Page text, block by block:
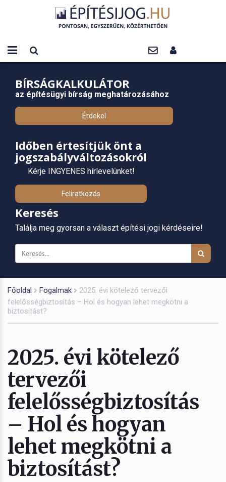
BÍRSÁGKALKULÁTOR
az építésügyi bírság meghatározásához
Érdekel
Időben értesítjük önt a
jogszabályváltozásokról
Kérje INGYENES hírlevelünket!
Feliratkozás
Keresés
Találja meg gyorsan a választ építési jogi kérdéseire!
Főoldal Fogalmak
2025. évi kötelező tervezői
felelősségbiztosítás – Hol és hogyan lehet megkötni a
biztosítást?
2025. évi kötelező
tervezői
felelősségbiztosítás
– Hol és hogyan
lehet megkötni a
biztosítást?